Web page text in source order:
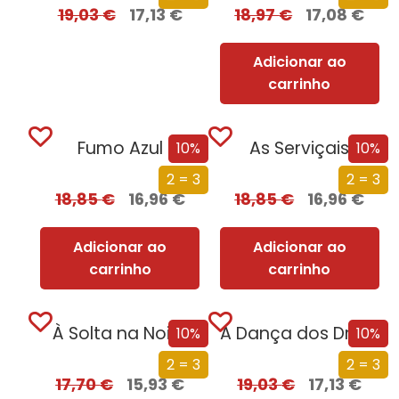
19,03€ 17,13€ 18,97€ 17,08€
Adicionar ao
carrinho
10%
2 = 3
Fumo Azul
18,85€ 16,96€
Adicionar ao
carrinho
10%
2 = 3
As Serviçais
18,85€ 16,96€
Adicionar ao
carrinho
10%
2 = 3
À Solta na Noite
17,70€ 15,93€
10%
2 = 3
A Dança dos Dragões
19,03€ 17,13€